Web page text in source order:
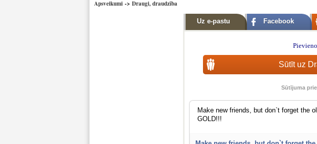
Apsveikumi-> Draugi, draudzība
Uz e-pastu Facebook
Sūtīt uz
Sūtījuma
Make new friends, but don`t forget the
GOLD!!!